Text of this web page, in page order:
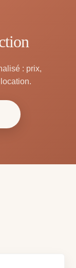
: prix,